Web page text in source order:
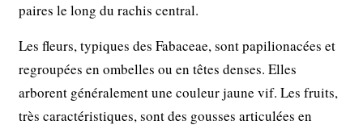
paires le long du rachis central.
Les fleurs, typiques des Fabaceae, sont papilionacées et
regroupées en ombelles ou en têtes denses. Elles
arborent généralement une couleur jaune vif. Les fruits,
très caractéristiques, sont des gousses articulées en